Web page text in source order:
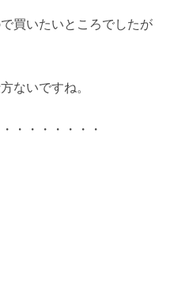
買いたいところでしたが
ないですね。
・・・・・・・